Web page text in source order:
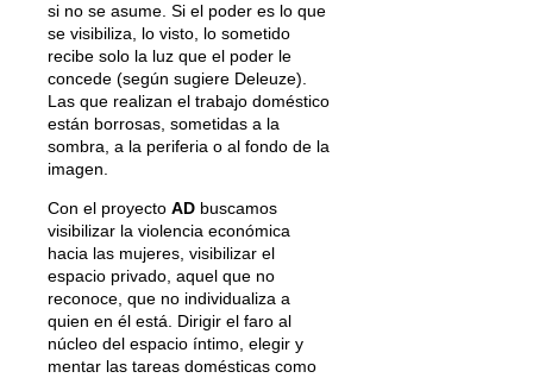
si no se asume. Si el poder es lo que
se visibiliza, lo visto, lo sometido
recibe solo la luz que el poder le
concede (según sugiere Deleuze).
Las que realizan el trabajo doméstico
están borrosas, sometidas a la
sombra, a la periferia o al fondo de la
imagen.
Con el proyecto AD buscamos
visibilizar la violencia económica
hacia las mujeres, visibilizar el
espacio privado, aquel que no
reconoce, que no individualiza a
quien en él está. Dirigir el faro al
núcleo del espacio íntimo, elegir y
mentar las tareas domésticas como